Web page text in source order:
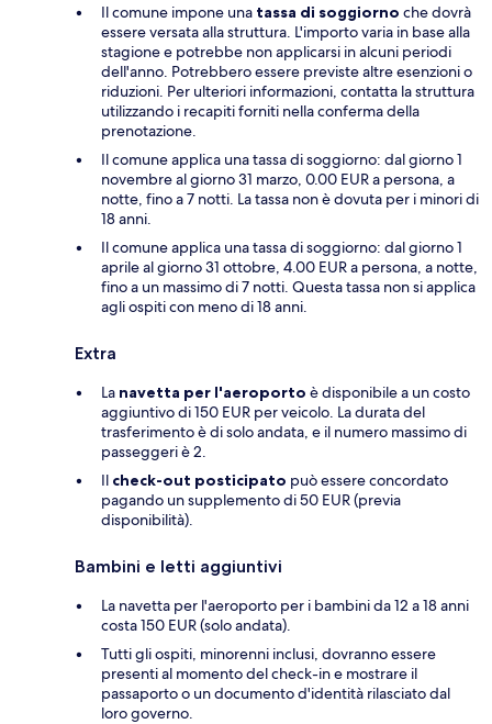
Il comune impone una tassa di soggiorno che dovrà
essere versata alla struttura. L'importo varia in base alla
stagione e potrebbe non applicarsi in alcuni periodi
dell'anno. Potrebbero essere previste altre esenzioni o
riduzioni. Per ulteriori informazioni, contatta la struttura
utilizzando i recapiti forniti nella conferma della
prenotazione.
Il comune applica una tassa di soggiorno: dal giorno 1
novembre al giorno 31 marzo, 0.00 EUR a persona, a
notte, fino a 7 notti. La tassa non è dovuta per i minori di
18 anni.
Il comune applica una tassa di soggiorno: dal giorno 1
aprile al giorno 31 ottobre, 4.00 EUR a persona, a notte,
fino a un massimo di 7 notti. Questa tassa non si applica
agli ospiti con meno di 18 anni.
Extra
La navetta per l'aeroporto è disponibile a un costo
aggiuntivo di 150 EUR per veicolo. La durata del
trasferimento è di solo andata, e il numero massimo di
passeggeri è 2.
Il check-out posticipato può essere concordato
pagando un supplemento di 50 EUR (previa
disponibilità).
Bambini e letti aggiuntivi
La navetta per l'aeroporto per i bambini da 12 a 18 anni
costa 150 EUR (solo andata).
Tutti gli ospiti, minorenni inclusi, dovranno essere
presenti al momento del check-in e mostrare il
passaporto o un documento d'identità rilasciato dal
loro governo.